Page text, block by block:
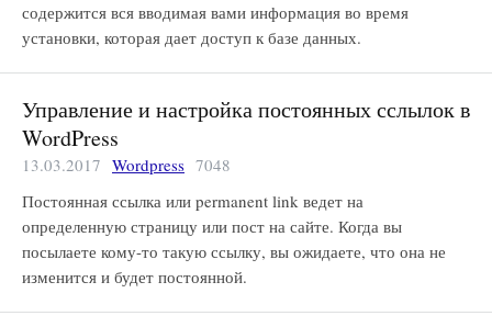
содержится вся вводимая вами информация во время
установки, которая дает доступ к базе данных.
Управление и настройка постоянных сслылок в
WordPress
13.03.2017 Wordpress 7048
Постоянная ссылка или permanent link ведет на
определенную страницу или пост на сайте. Когда вы
посылаете кому-то такую ссылку, вы ожидаете, что она не
изменится и будет постоянной.